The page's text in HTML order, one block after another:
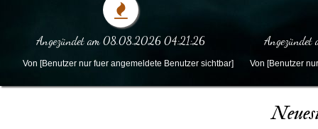
Angezündet am 08.08.2026 04:21:26
Von [Benutzer nur fuer angemeldete Benutzer sichtbar] Von [Benutzer